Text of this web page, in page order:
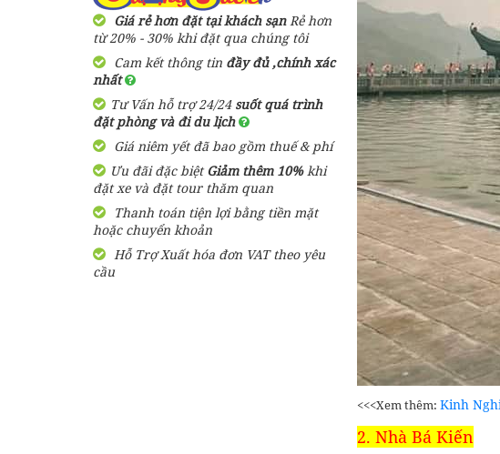
Giá rẻ hơn đặt tại khách sạnRẻ hơn
từ 20% - 30% khi đặt qua chúng tôi
Cam kết thông tin đầy đủ ,chính xác
nhất
Tư Vấn hỗ trợ 24/24 suốt quá trình
đặt phòng và đi du lịch
Giá niêm yết đã bao gồm thuế & phí
Ưu đãi đặc biệtGiảm thêm 10%khi
đặt xe và đặt tour thăm quan
Thanh toán tiện lợi bằng tiền mặt
hoặc chuyển khoản
Hỗ Trợ Xuất hóa đơn VAT theo yêu
cầu
<<<Xem thêm: Kinh
2. Nhà Bá Kiến